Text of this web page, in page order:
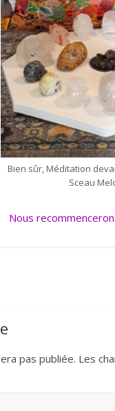
Bien sûr, Méditation
Sceau
Nous
pas publiée. Les